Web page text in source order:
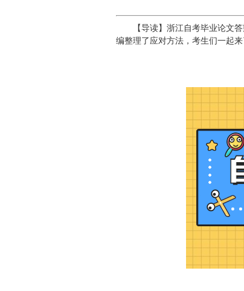
【导读】浙江自考毕业论文答
编整理了应对方法，考生们一起